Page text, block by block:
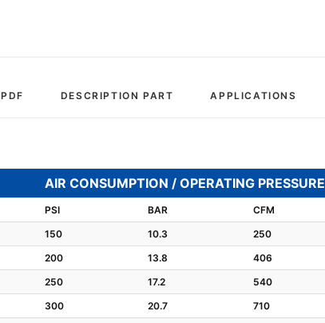
PDF DESCRIPTION PART APPLICATIONS
AIR CONSUMPTION / OPERATING PRESSURE
PSI BAR CFM
150 10.3 250
200 13.8 406
250 17.2 540
300 20.7 710